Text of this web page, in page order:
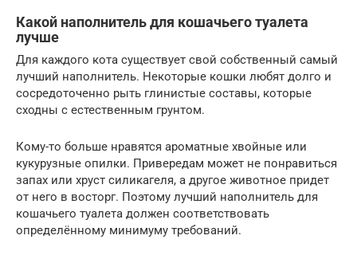
Какой наполнитель для кошачьего туалета
лучше
Для каждого кота существует свой собственный самый
лучший наполнитель. Некоторые кошки любят долго и
сосредоточенно рыть глинистые составы, которые
сходны с естественным грунтом.
Кому-то больше нравятся ароматные хвойные или
кукурузные опилки. Привередам может не понравиться
запах или хруст силикагеля, а другое животное придет
от него в восторг. Поэтому лучший наполнитель для
кошачьего туалета должен соответствовать
определённому минимуму требований.